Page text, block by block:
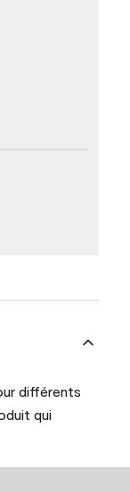
différents
qui